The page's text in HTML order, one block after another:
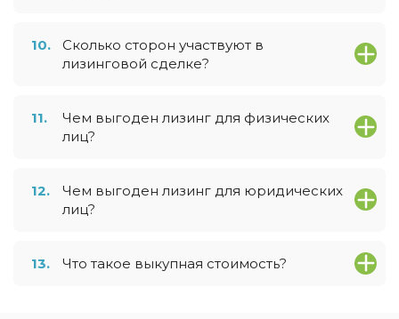
10.
Сколько сторон участвуют в
лизинговой сделке?
11.
Чем выгоден лизинг для физических
лиц?
12.
Чем выгоден лизинг для юридических
лиц?
13. Что такое выкупная стоимость?